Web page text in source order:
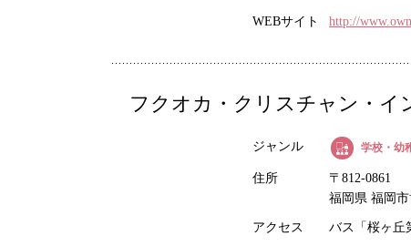
WEBサイト http://
フクオカ・クリスチャン・イ
ジャンル 学校・幼
住所
〒812-0861
福岡県 福岡
アクセス バス「桜ヶ丘